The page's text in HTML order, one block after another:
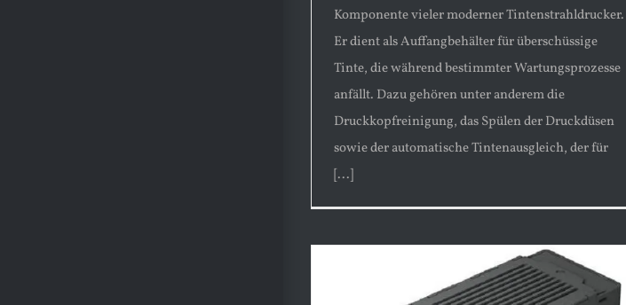
Komponente vieler moderner Tintenstrahldrucker.
Er dient als Auffangbehälter für überschüssige
Tinte, die während bestimmter Wartungsprozesse
anfällt. Dazu gehören unter anderem die
Druckkopfreinigung, das Spülen der Druckdüsen
sowie der automatische Tintenausgleich, der für
[...]